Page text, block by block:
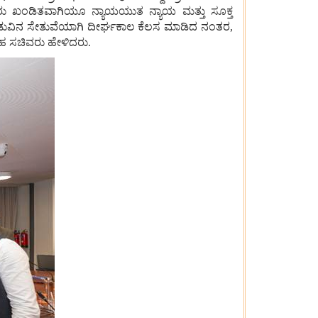
ಖಂಡಿತವಾಗಿಯೂ ನ್ಯಾಯಯುತ ನ್ಯಾಯ ಮತ್ತು ಸೂಕ್ತ
ಸೇತುವೆಯಾಗಿ ದೀರ್ಘಕಾಲ ಕೆಲಸ ಮಾಡಿದ ನಂತರ,
ಸಚಿವರು ಹೇಳಿದರು.